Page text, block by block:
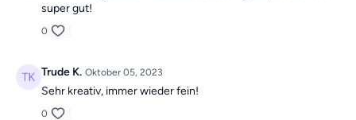
super gut!
0
Trude K. Oktober 05, 2023
Sehr kreativ, immer wieder fein!
0